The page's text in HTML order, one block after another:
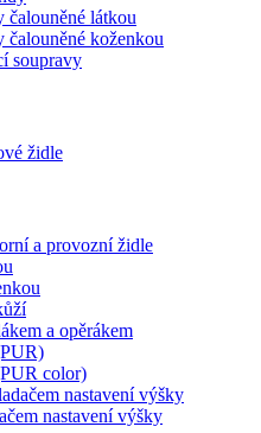
čalouněné látkou
čalouněné koženkou
soupravy
židle
a provozní židle
a opěrákem
color)
nastavení výšky
nastavení výšky